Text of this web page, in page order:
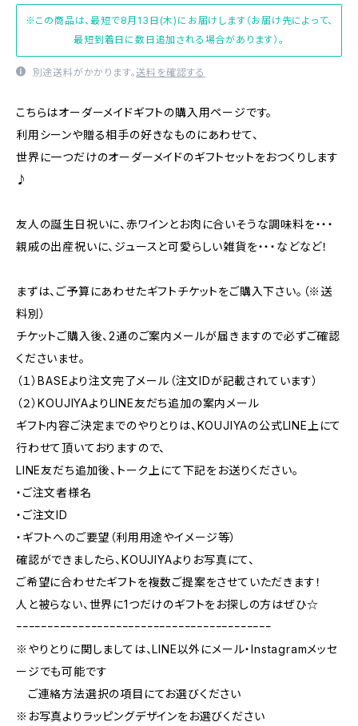
※この商品は、最短で8月13日(木)にお届けします（お届け先によって、
最短到着日に数日追加される場合があります）。
別途送料がかかります。送料を確認する
こちらはオーダーメイドギフトの購入用ページです。
利用シーンや贈る相手の好きなものにあわせて、
世界に一つだけのオーダーメイドのギフトセットをおつくりします
♪
友人の誕生日祝いに、赤ワインとお肉に合いそうな調味料を・・・
親戚の出産祝いに、ジュースと可愛らしい雑貨を・・・などなど！
まずは、ご予算にあわせたギフトチケットをご購入下さい。（※送
料別）
チケットご購入後、2通のご案内メールが届きますので必ずご確認
くださいませ。
（１）BASEより注文完了メール（注文IDが記載されています）
（２）KOUJIYAよりLINE友だち追加の案内メール
ギフト内容ご決定までのやりとりは、KOUJIYAの公式LINE上にて
行わせて頂いておりますので、
LINE友だち追加後、トーク上にて下記をお送りください。
・ご注文者様名
・ご注文ID
・ギフトへのご要望（利用用途やイメージ等）
確認ができましたら、KOUJIYAよりお写真にて、
ご希望に合わせたギフトを複数ご提案をさせていただきます！
人と被らない、世界に1つだけのギフトをお探しの方はぜひ☆
ｰｰｰｰｰｰｰｰｰｰｰｰｰｰｰｰｰｰｰｰｰｰｰｰｰｰｰｰｰｰｰｰｰｰｰｰｰｰｰｰｰ
※やりとりに関しましては、LINE以外にメール・Instagramメッセ
ージでも可能です
ご連絡方法選択の項目にてお選びください
※お写真よりラッピングデザインをお選びください